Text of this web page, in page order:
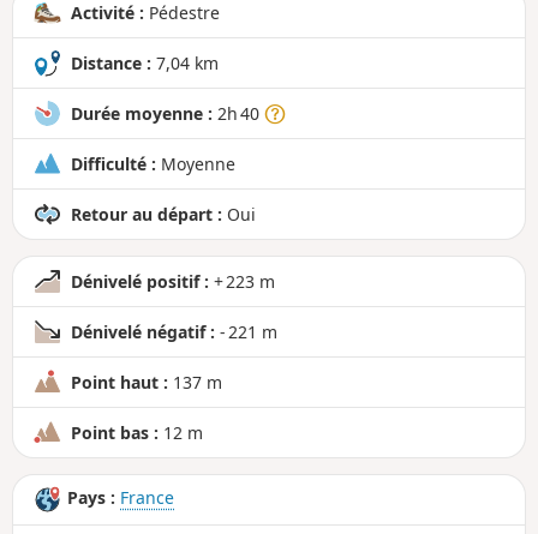
n
d
Activité : Pédestre
Distance : 7,04 km
Durée moyenne : 2h 40
Difficulté : Moyenne
Retour au départ : Oui
Dénivelé positif : + 223 m
Dénivelé négatif : - 221 m
Point haut : 137 m
Point bas : 12 m
Pays : France